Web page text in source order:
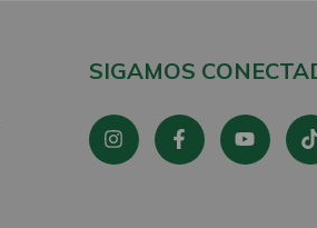
SIGAMOS